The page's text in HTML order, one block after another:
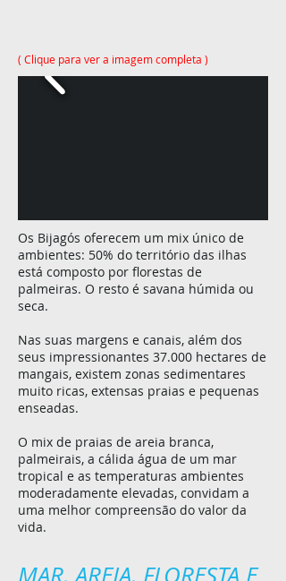
( Clique para ver a imagem completa )
Os Bijagós oferecem um mix único de
ambientes: 50% do território das ilhas
está composto por florestas de
palmeiras. O resto é savana húmida ou
seca.
Nas suas margens e canais, além dos
seus impressionantes 37.000 hectares de
mangais, existem zonas sedimentares
muito ricas, extensas praias e pequenas
enseadas.
O mix de praias de areia branca,
palmeirais, a cálida água de um mar
tropical e as temperaturas ambientes
moderadamente elevadas, convidam a
uma melhor compreensão do valor da
vida.
MAR, AREIA, FLORESTA E